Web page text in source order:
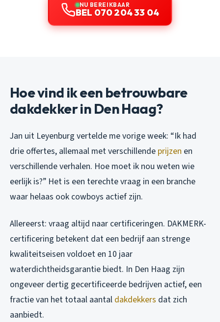
NU BEREIKBAAR
BEL 070 204 33 04
Hoe vind ik een betrouwbare
dakdekker in Den Haag?
Jan uit Leyenburg vertelde me vorige week: “Ik had
drie offertes, allemaal met verschillende prijzen en
verschillende verhalen. Hoe moet ik nou weten wie
eerlijk is?” Het is een terechte vraag in een branche
waar helaas ook cowboys actief zijn.
Allereerst: vraag altijd naar certificeringen. DAKMERK-
certificering betekent dat een bedrijf aan strenge
kwaliteitseisen voldoet en 10 jaar
waterdichtheidsgarantie biedt. In Den Haag zijn
ongeveer dertig gecertificeerde bedrijven actief, een
fractie van het totaal aantal dakdekkers dat zich
aanbiedt.